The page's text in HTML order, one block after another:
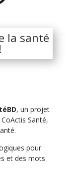
la santé
, un projet
Santé,
pour
et des mots